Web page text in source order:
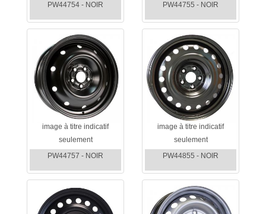
PW44754 - NOIR
PW44755 - NOIR
image à titre indicatif
seulement
PW44757 - NOIR
image à titre indicatif
seulement
PW44855 - NOIR